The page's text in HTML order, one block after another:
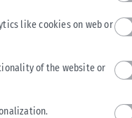
like cookies on web or
of the website or
Υπάρχει
και
καλύτερα».
και τον ρόλο